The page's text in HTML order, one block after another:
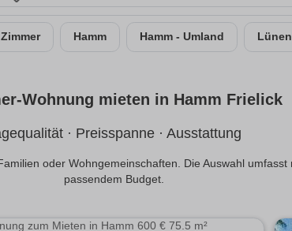
Hamm Hamm - Umland Lünen
Wohnung mieten in Hamm Frielick
· Preisspanne · Ausstattung
oder Wohngemeinschaften. Die Auswahl
passendem Budget.